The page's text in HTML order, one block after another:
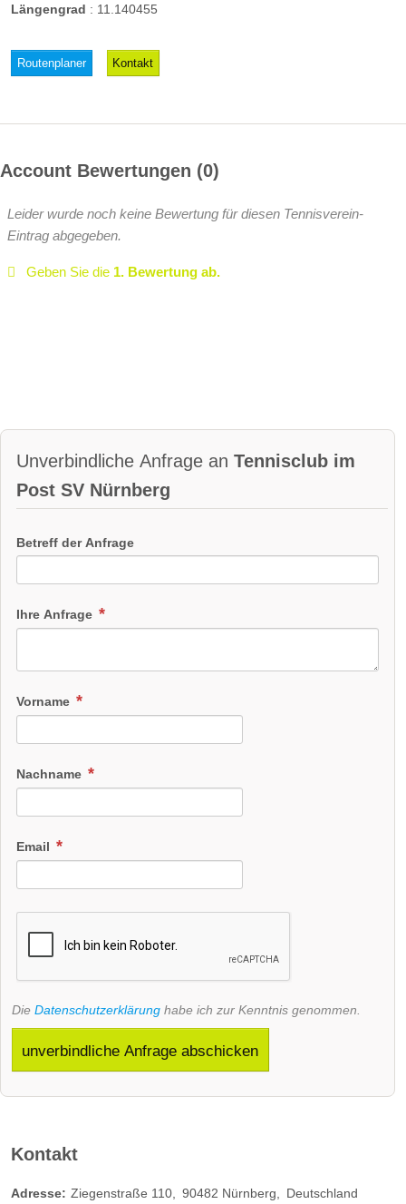
Längengrad : 11.140455
Routenplaner Kontakt
Account Bewertungen 0
Leider wurde noch keine Bewertung für diesen Tennisverein-
Eintrag abgegeben.
Geben Sie die 1. Bewertung ab.
Unverbindliche Anfrage an Tennisclub im
Post SV Nürnberg
Betreff der Anfrage
Ihre Anfrage
Vorname
Nachname
Email
Die Datenschutzerklärung habe ich zur Kenntnis genommen.
unverbindliche Anfrage abschicken
Kontakt
Adresse: Ziegenstraße 110 90482 Nürnberg
Deutschland